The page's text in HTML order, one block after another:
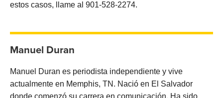
estos casos, llame al 901-528-2274.
Manuel Duran
Manuel Duran es periodista independiente y vive
actualmente en Memphis, TN. Nació en El Salvador